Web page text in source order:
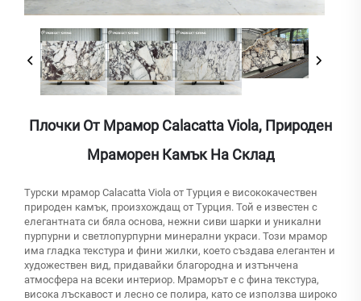
Плочки От Мрамор Calacatta Viola, Природен
Мраморен Камък На Склад
Турски мрамор Calacatta Viola от Турция е висококачествен
природен камък, произхождащ от Турция. Той е известен с
елегантната си бяла основа, нежни сиви шарки и уникални
пурпурни и светлопурпурни минерални украси. Този мрамор
има гладка текстура и фини жилки, което създава елегантен и
художествен вид, придавайки благородна и изтънчена
атмосфера на всеки интериор. Мраморът е с финa текстура,
висока лъскавост и лесно се полира, като се използва широко